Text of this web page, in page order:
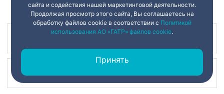
Наш канал в
сайта и содействия нашей маркетинговой деятельности.
Продолжая просмотр этого сайта, Вы соглашаетесь на
обработку файлов cookie в соответствии с Политикой
использования АО «ГАТР» файлов cookie.
Принять